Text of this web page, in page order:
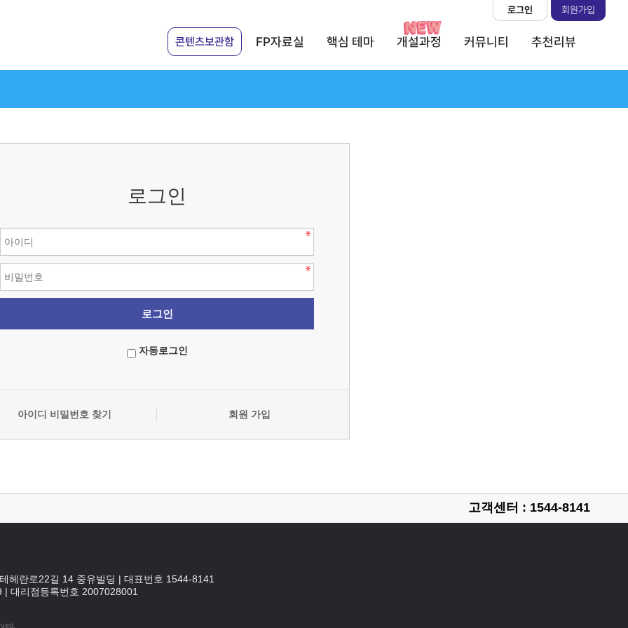
콘텐츠보관함 FP자료실 핵심 테마 개설과정 커뮤니티 추천리뷰
로그인 회원가입
로그인
자동로그인
아이디 비밀번호 찾기 회원 가입
고객센터 : 1544-8141
헤란로22길 14 중유빌딩 | 대표번호 1544-8141
| 대리점등록번호 2007028001